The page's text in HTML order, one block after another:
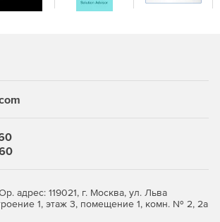
и исследуемых режимов.
компонентов, печатных плат и
и Amesim.
и на одном узле вычислительного
адрес: 119021, г. Москва, ул. Льва
1, этаж 3, помещение 1, комн. № 2, 2а